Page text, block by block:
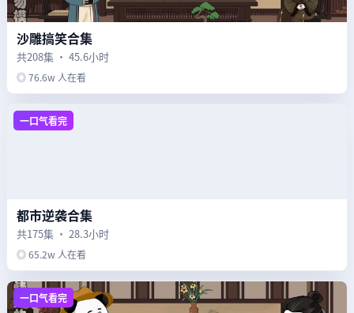
沙雕搞笑合集
共208集 · 45.6小时
◎ 76.6w 人在看
一口气看完
都市逆袭合集
共175集 · 28.3小时
◎ 65.2w 人在看
一口气看完